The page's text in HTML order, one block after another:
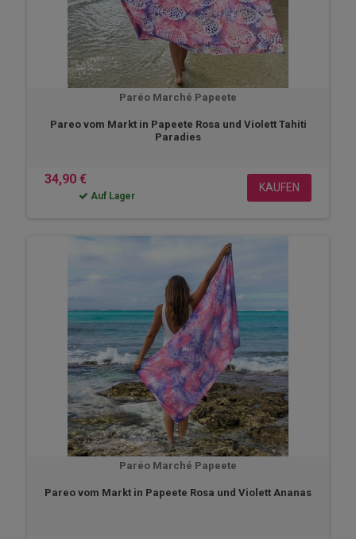
Paréo Marché Papeete
Pareo vom Markt in Papeete Rosa und Violett Tahiti
Paradies
34,90 €
Auf Lager
KAUFEN
Paréo Marché Papeete
Pareo vom Markt in Papeete Rosa und Violett Ananas